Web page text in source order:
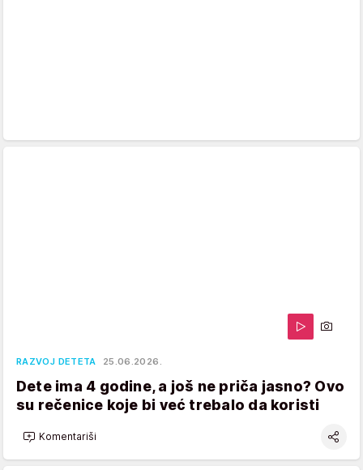
RAZVOJ DETETA 25.06.2026.
Dete ima 4 godine, a još ne priča jasno? Ovo
su rečenice koje bi već trebalo da koristi
Komentariši